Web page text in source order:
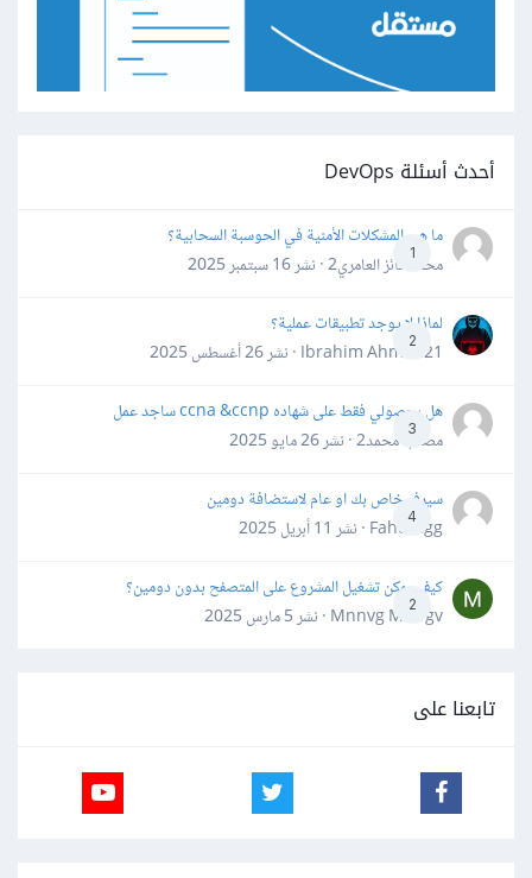
أحدث أسئلة DevOps
1
ما هي المشكلات الأمنية في الحوسبة السحابية؟
محمد فائز العامري2 · نشر
16 سبتمبر 2025
2
لماذا لا يوجد تطبيقات عملية؟
Ibrahim Ahmed21 · نشر
26 أغسطس 2025
3
هل بحصولي فقط على شهاده ccna &ccnp ساجد عمل
مصعب محمد2 · نشر
26 مايو 2025
4
سيرفر خاص بك او عام لاستضافة دومين
Fahd Ggg · نشر
11 أبريل 2025
2
كيف يمكن تشغيل المشروع على المتصفح بدون دومين؟
Mnnvg Mnbgv · نشر
5 مارس 2025
تابعنا على